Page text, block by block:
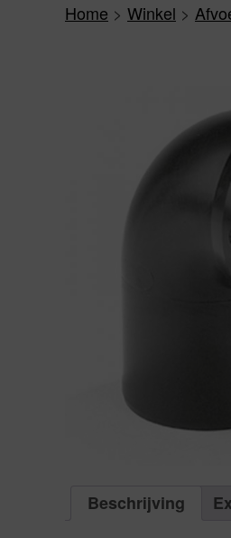
Home > Winkel >
Beschrijving